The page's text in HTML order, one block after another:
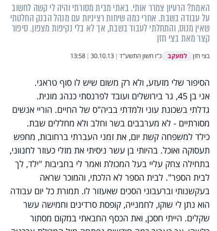
האמת? הרעיון צמרר אותי. באתי מבית מסורתי והיה לי קשה לחשוב
על עבודה בשבת. אחרי כמה שיחות רציניות עם מנהל הבנק החלטתי
שאין מנוס, והתחלתי לעבוד בשבת, אך לא בלי נקיפות מצפון. סיפור
קצר מאת בצי חזן
בצי חזן למעקב כ"ו חשון התשע"ד |
30.10.13
|
13:58
הסיפור שלי מזעזע, ולא רק משום שיש לו סוף טראגי.
אני בן 45, גר בירושלים ועובד לפרנסתי כנהג מונית.
גדלתי בשכונת עוני ולמדתי בביה"ס של החיים. הוריי אנשים
מסורתיים - לא מערבבים בשר וחלב ולא מחללים שבת.
כילד למשפחה קשת יום, את זמני העברתי ברחובות, מחפש
תעסוקה ואוכל. בהיותי בן עשר ניסיתי את מזלי כעוזר לחנווני,
בתחילה צחק עליי בעל המכולת ואמר לי בחביבות "ילד, לך
לבית הספר". לבית הספר לא הלכתי, והמוכר שראה
בעקשנותי וברעבוני הסכים שאעזור לו. תמורת כל יום עבודה
הוא נתן לי שוקו, לחמנייה, קופסת סרדינים וחמישה עשר
שקלים. הייתי חסכן, ואת הכסף החבאתי במקום מסתור